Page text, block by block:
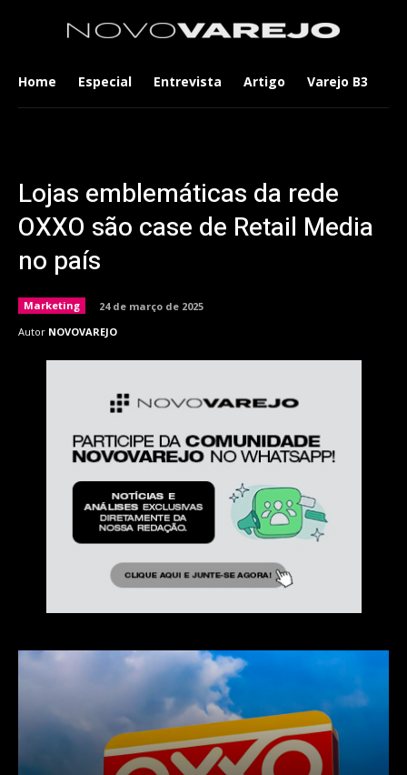
Home Especial Entrevista Artigo Varejo B3
Lojas emblemáticas da rede
OXXO são case de Retail Media
no país
Marketing
24 de março de 2025
Autor NOVOVAREJO